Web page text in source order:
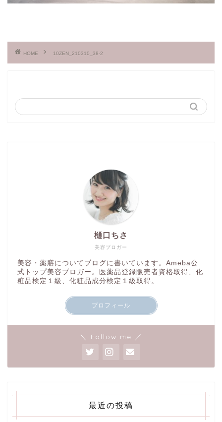
HOME 10ZEN_210310_38-2
美容ブロガー
樋口ちさ
美容・薬膳についてブログに書いています。Ameba公
式トップ美容ブロガー。医薬品登録販売者資格取得、化
粧品検定１級、化粧品成分検定１級取得。
プロフィール
＼ Follow me ／
最近の投稿